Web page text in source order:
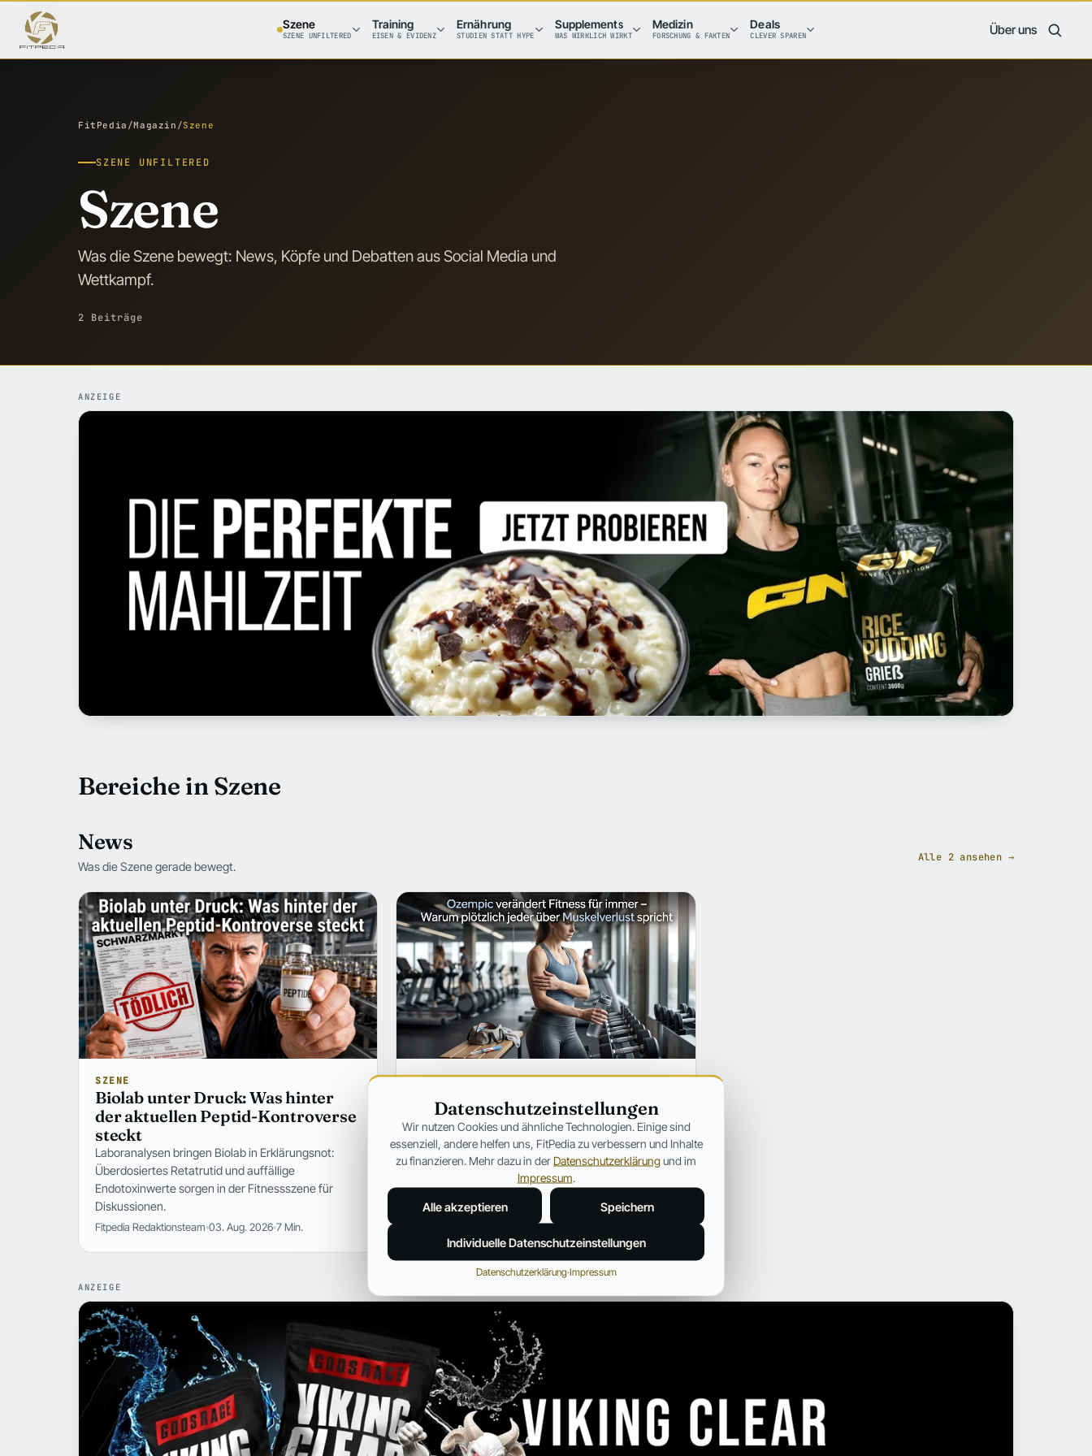
Szene
SZENE UNFILTERED
Training
EISEN & EVIDENZ
Ernährung
STUDIEN STATT HYPE
Supplements
WAS WIRKLICH WIRKT
Medizin
FORSCHUNG & FAKTEN
Deals
CLEVER SPAREN Über uns
FitPedia /Magazin /Szene
SZENE UNFILTERED
Szene
Was die Szene bewegt: News, Köpfe und Debatten aus Social Media und
Wettkampf.
2 Beiträge
ANZEIGE
Bereiche in Szene
News
Was die Szene gerade bewegt.
Alle 2 ansehen →
SZENE
Biolab unter Druck: Was hinter
der aktuellen Peptid-Kontroverse
steckt
Laboranalysen bringen Biolab in Erklärungsnot:
Überdosiertes Retatrutid und auffällige
Endotoxinwerte sorgen in der Fitnessszene für
Diskussionen.
Fitpedia Redaktionsteam 03. Aug. 2026 7 Min.
SZENE
Ozempic verändert Fitness für
immer – Warum plötzlich jeder
über Muskelverlust spricht
Warum GLP-1-Medikamente immer häufiger unter
dem Aspekt des Muskelabbaus besprochen
werden.
12 Min.
ANZEIGE
Datenschutzeinstellungen
Wir nutzen Cookies und ähnliche Technologien. Einige sind
essenziell, andere helfen uns, FitPedia zu verbessern und Inhalte
zu finanzieren. Mehr dazu in der Datenschutzerklärungund im
Impressum.
Alle akzeptieren Speichern
Individuelle Datenschutzeinstellungen
Datenschutzerklärung·Impressum